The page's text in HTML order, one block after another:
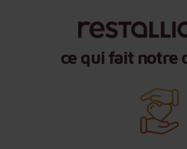
ce qui fait notre